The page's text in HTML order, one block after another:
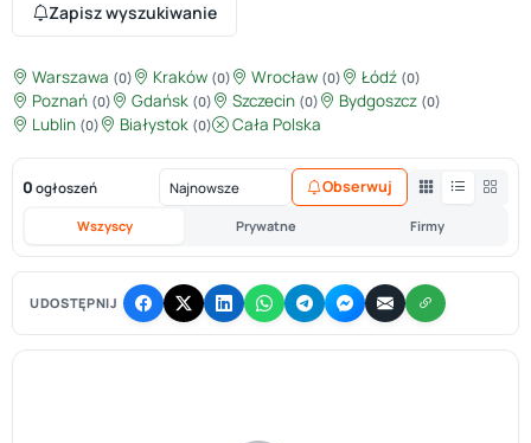
Zapisz wyszukiwanie
Warszawa (0) Kraków (0) Wrocław (0) Łódź (0)
Poznań (0) Gdańsk (0) Szczecin (0) Bydgoszcz (0)
Lublin (0) Białystok (0) Cała Polska
0 ogłoszeń
Wszyscy Prywatne Firmy
Obserwuj
UDOSTĘPNIJ